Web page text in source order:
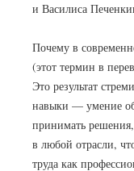
и Василиса
Почему в
(этот термин в
Это результат
навыки — умение
принимать
в любой отрасли,
труда как